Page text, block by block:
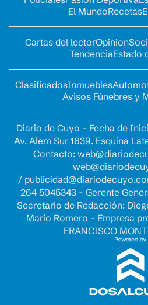
El MundoRecetas
Cartas del lectorOpinion
TendenciaEstado
ClasificadosInmuebles
Avisos Fúnebres y
Diario de Cuyo - Fecha de
Av. Alem Sur 1639. Esquina
Contacto:
/
264 5045343 - Gerente
Secretario de Redacción:
Mario Romero - Empresa
FRANCISCO